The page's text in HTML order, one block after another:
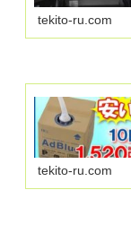
tekito-ru.com
tekito-ru.com